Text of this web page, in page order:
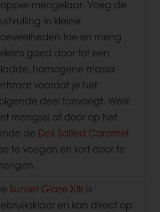
mengelaar. Voeg de
in kleine
toe en meng
goed door tot een
homogene massa
voordat je het
deel toevoegt. Werk
mengsel af door op het
de Deli Salted Caramel
te voegen en kort door te
Sunset Glaze Xtlr is
en kan direct op